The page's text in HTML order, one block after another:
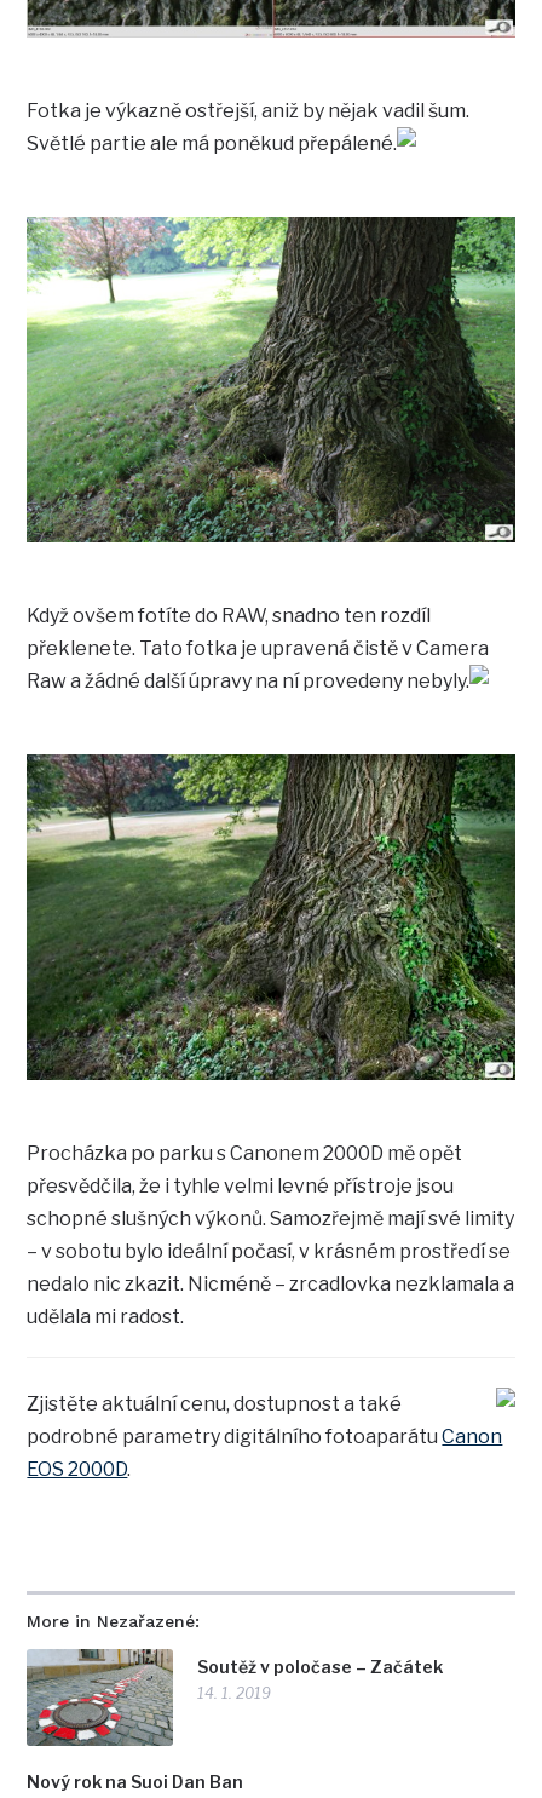
More in Nezařazené:
Soutěž v poločase – Začátek
14. 1. 2019
Nový rok na Suoi Dan Ban
Fotka je výkazně ostřejší, aniž by nějak vadil šum.
Světlé partie ale má poněkud přepálené.
Když ovšem fotíte do RAW, snadno ten rozdíl
překlenete. Tato fotka je upravená čistě v Camera
Raw a žádné další úpravy na ní provedeny nebyly.
Procházka po parku s Canonem 2000D mě opět
přesvědčila, že i tyhle velmi levné přístroje jsou
schopné slušných výkonů. Samozřejmě mají své limity
– v sobotu bylo ideální počasí, v krásném prostředí se
nedalo nic zkazit. Nicméně – zrcadlovka nezklamala a
udělala mi radost.
Zjistěte aktuální cenu, dostupnost a také
podrobné parametry digitálního fotoaparátuCanon
EOS 2000D.